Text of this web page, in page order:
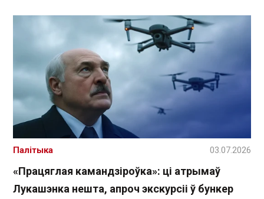
«Працяглая камандзіроўка»: ці атрымаў
Лукашэнка нешта, апроч экскурсіі ў бункер
Палітыка 03.07.2026